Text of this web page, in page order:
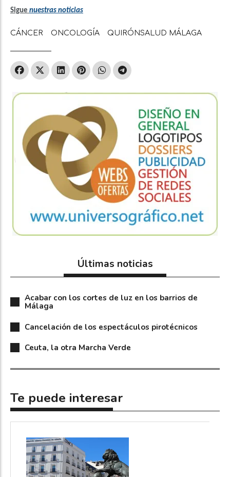
Sigue nuestras noticias
CÁNCER ONCOLOGÍA QUIRÓNSALUD MÁLAGA
Últimas noticias
Acabar con los cortes de luz en los barrios de
Málaga
Cancelación de los espectáculos pirotécnicos
Ceuta, la otra Marcha Verde
Te puede interesar